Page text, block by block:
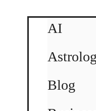
AI
Blog